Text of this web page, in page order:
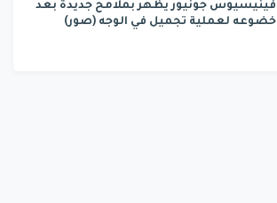
فينيسيوس جونيور يظهر بملامح جديدة بعد
خضوعه لعملية تجميل في الوجه (صور)